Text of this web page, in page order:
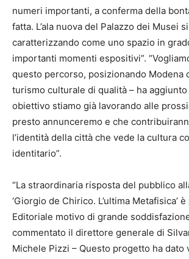
numeri importanti, a conferma della
fatta. L’ala nuova del Palazzo dei Musei
caratterizzando come uno spazio in
importanti momenti espositivi”.
questo percorso, posizionando Modena
turismo culturale di qualità – ha
obiettivo stiamo già lavorando alle
presto annunceremo e che
l’identità della città che vede la cultura
identitario”.
“La straordinaria risposta del pubblico
‘Giorgio de Chirico. L’ultima Metafisica’
Editoriale motivo di grande
commentato il direttore generale di
Michele Pizzi – Questo progetto ha dato